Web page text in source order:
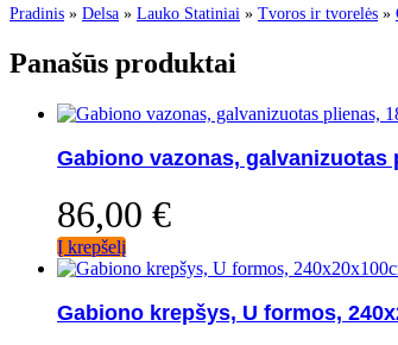
Pradinis » Delsa » Lauko Statiniai » Tvoros ir tvorelės »
Panašūs produktai
Gabiono vazonas, galvanizuotas
86,00 €
Į krepšelį
Gabiono krepšys, U formos,